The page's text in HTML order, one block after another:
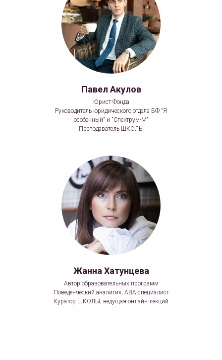
Павел Акулов
Юрист Фонда
Руководитель юридического отдела БФ "Я
особенный" и "Спектрум-М"
Преподаватель ШКОЛЫ
Жанна Хатунцева
Автор образовательных программ
Поведенческий аналитик, АВА-специалист
Куратор ШКОЛЫ, ведущая онлайн-лекций